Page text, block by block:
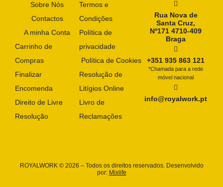
Sobre Nós
Contactos
A minha Conta
Carrinho de
Compras
Finalizar
Encomenda
Direito de Livre
Resolução
Termos e
Condições
Política de
privacidade
Política de Cookies
Resolução de
Litígios Online
Livro de
Reclamações
Rua Nova de
Santa Cruz,
Nº171 4710-409
Braga
+351 935 863 121
*Chamada para a rede
móvel nacional
info@royalwork.pt
ROYALWORK © 2026 – Todos os direitos reservados. Desenvolvido
por: Mixlife